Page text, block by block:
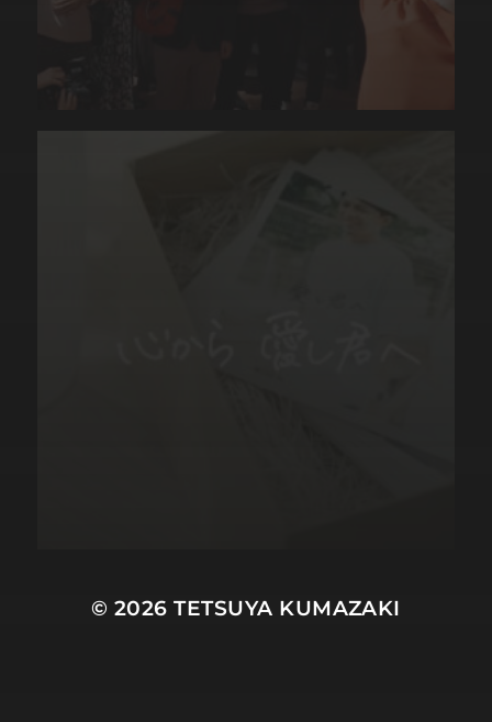
© 2026TETSUYA KUMAZAKI